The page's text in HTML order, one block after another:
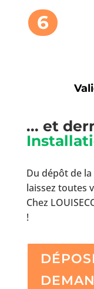
6
... et
Du dépôt de
laissez toutes
Chez
!